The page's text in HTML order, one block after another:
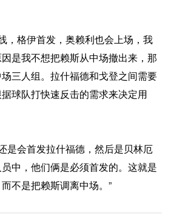
，格伊首发，奥赖利也会上场，我
是我不想把赖斯从中场撤出来，那
三人组。拉什福德和戈登之间需要
球队打快速反击的需求来决定用
是会首发拉什福德，然后是贝林厄
中，他们俩是必须首发的。这就是
不是把赖斯调离中场。”